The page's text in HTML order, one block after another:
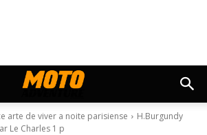
arte de viver a noite parisiense
H.Burgundy
Le Charles 1 p